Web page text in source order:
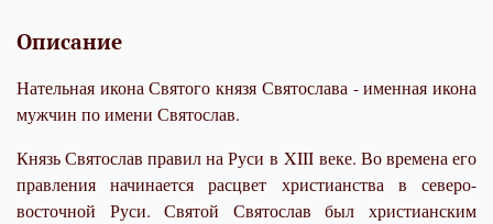
Описание
Нательная икона Святого князя Святослава - именная икона
мужчин по имени Святослав.
Князь Святослав правил на Руси в XIII веке. Во времена его
правления начинается расцвет христианства в северо-
восточной Руси. Святой Святослав был христианским